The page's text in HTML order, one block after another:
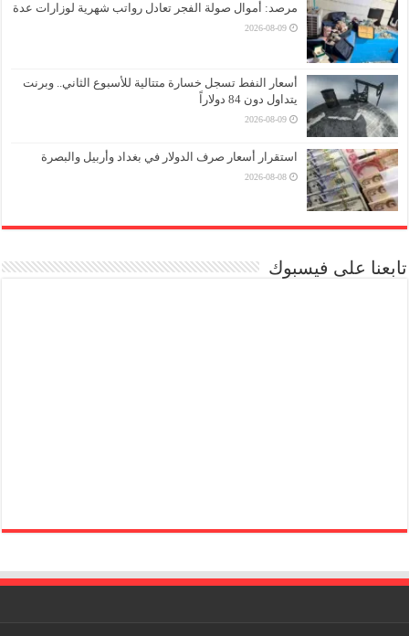
مرصد: أموال صولة الفجر تعادل رواتب شهرية لوزارات عدة
2026-08-09
أسعار النفط تسجل خسارة متتالية للأسبوع الثاني.. وبرنت
يتداول دون 84 دولاراً
2026-08-09
استقرار أسعار صرف الدولار في بغداد وأربيل والبصرة
2026-08-08
تابعنا على فيسبوك